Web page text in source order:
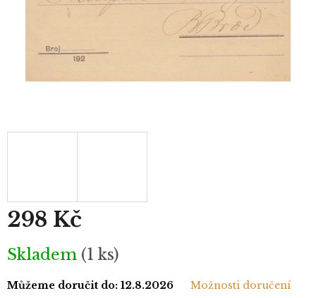
298 Kč
Měrná
cena:
Skladem (1 ks)
Můžeme doručit do: 12.8.2026 Možnosti doručení